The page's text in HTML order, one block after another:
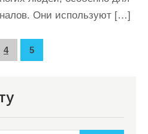
Они используют […]
4 5